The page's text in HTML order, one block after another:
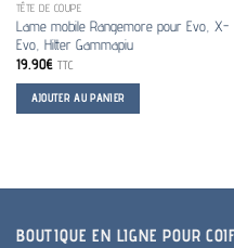
TÊTE DE COUPE
Lame mobile Rangemore pour Evo, X-
Evo, Hitter Gammapiu
19.90€ TTC
AJOUTER AU PANIER
BOUTIQUE EN LIGNE POUR